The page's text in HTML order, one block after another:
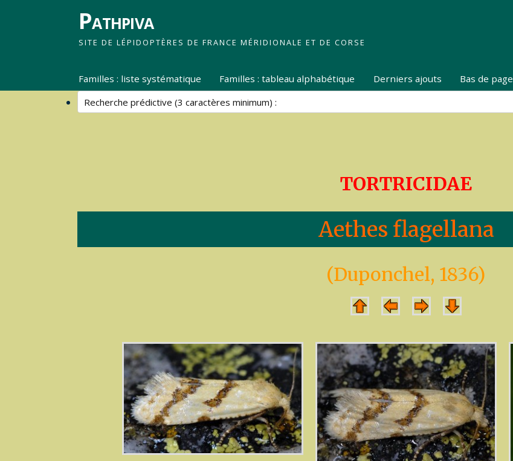
Pathpiva
SITE DE LÉPIDOPTÈRES DE FRANCE MÉRIDIONALE ET DE CORSE
Familles : liste systématique Familles : tableau alphabétique Derniers ajouts Bas de page
TORTRICIDAE
Aethes flagellana
(Duponchel, 1836)